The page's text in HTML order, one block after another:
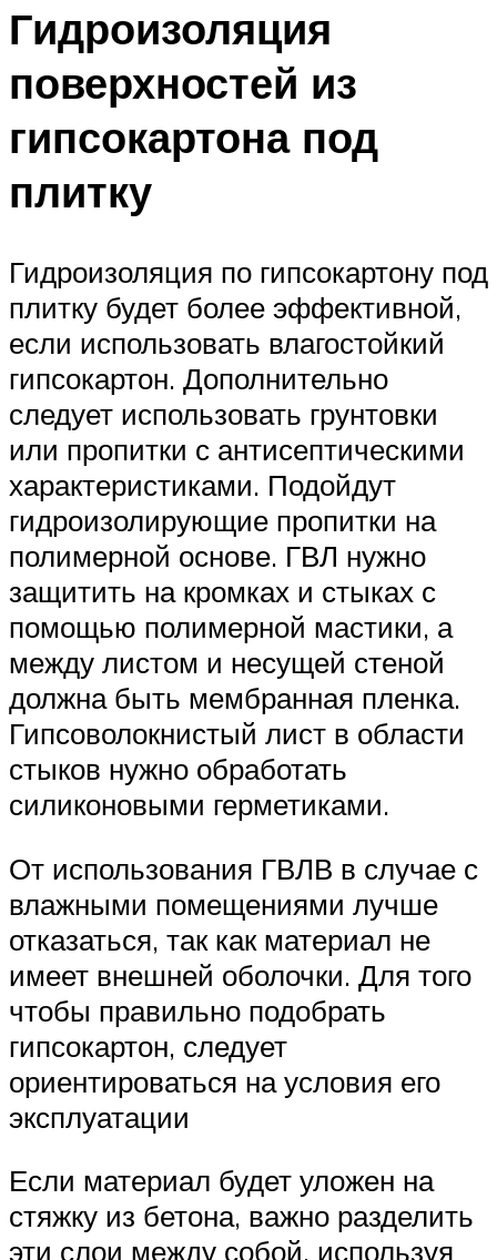
Гидроизоляция
поверхностей из
гипсокартона под
плитку
Гидроизоляция по гипсокартону под
плитку будет более эффективной,
если использовать влагостойкий
гипсокартон. Дополнительно
следует использовать грунтовки
или пропитки с антисептическими
характеристиками. Подойдут
гидроизолирующие пропитки на
полимерной основе. ГВЛ нужно
защитить на кромках и стыках с
помощью полимерной мастики, а
между листом и несущей стеной
должна быть мембранная пленка.
Гипсоволокнистый лист в области
стыков нужно обработать
силиконовыми герметиками.
От использования ГВЛВ в случае с
влажными помещениями лучше
отказаться, так как материал не
имеет внешней оболочки. Для того
чтобы правильно подобрать
гипсокартон, следует
ориентироваться на условия его
эксплуатации
Если материал будет уложен на
стяжку из бетона, важно разделить
эти слои между собой, используя